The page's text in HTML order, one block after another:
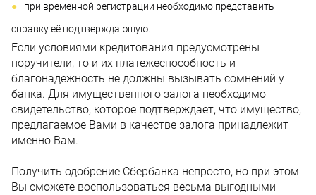
при временной регистрации необходимо представить
справку её подтверждающую.
Если условиями кредитования предусмотрены
поручители, то и их платежеспособность и
благонадежность не должны вызывать сомнений у
банка. Для имущественного залога необходимо
свидетельство, которое подтверждает, что имущество,
предлагаемое Вами в качестве залога принадлежит
именно Вам.
Получить одобрение Сбербанка непросто, но при этом
Вы сможете воспользоваться весьма выгодными